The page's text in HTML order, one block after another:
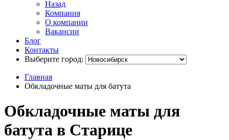
Назад
Компания
О компании
Вакансии
Блог
Контакты
Выберите город:
Главная
Обкладочные маты для батута
Обкладочные маты для
батута в Старице